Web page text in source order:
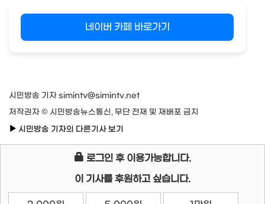
네이버 카페 바로가기
시민방송 기자 simintv@simintv.net
저작권자 © 시민방송뉴스통신, 무단 전재 및 재배포 금지
시민방송 기자의 다른기사 보기
로그인 후 이용가능합니다.
이 기사를 후원하고 싶습니다.